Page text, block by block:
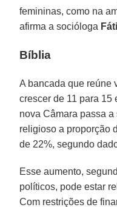
femininas, como na
afirma a socióloga
Bíblia
A bancada que reúne
crescer de 11 para 15
nova Câmara passa a
religioso a proporção
de 22%, segundo
Esse aumento,
políticos, pode estar
Com restrições de